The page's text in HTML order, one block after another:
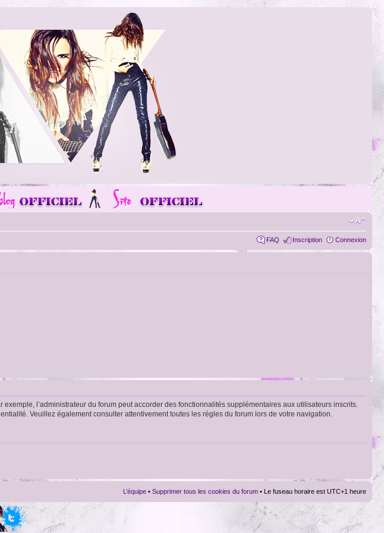
FAQ Inscription Connexion
l’administrateur du forum peut accorder des fonctionnalités supplémentaires aux utilisateurs inscrits.
Veuillez également consulter attentivement toutes les règles du forum lors de votre navigation.
L’équipe • Supprimer tous les cookies du forum • Le fuseau horaire est UTC+1 heure